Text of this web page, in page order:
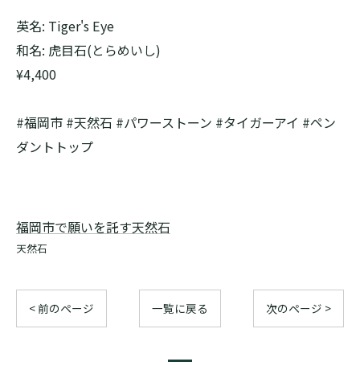
英名: Tiger's Eye
和名: 虎目石(とらめいし)
¥4,400
#福岡市 #天然石 #パワーストーン #タイガーアイ #ペン
ダントトップ
福岡市で願いを託す天然石
天然石
< 前のページ 一覧に戻る 次のページ >